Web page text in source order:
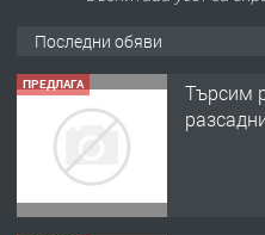
Последни обяви
ПРЕДЛАГА
Търсим